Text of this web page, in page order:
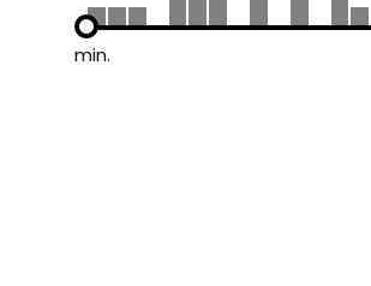
min.